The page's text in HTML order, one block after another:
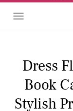
Dress
Book
Stylish